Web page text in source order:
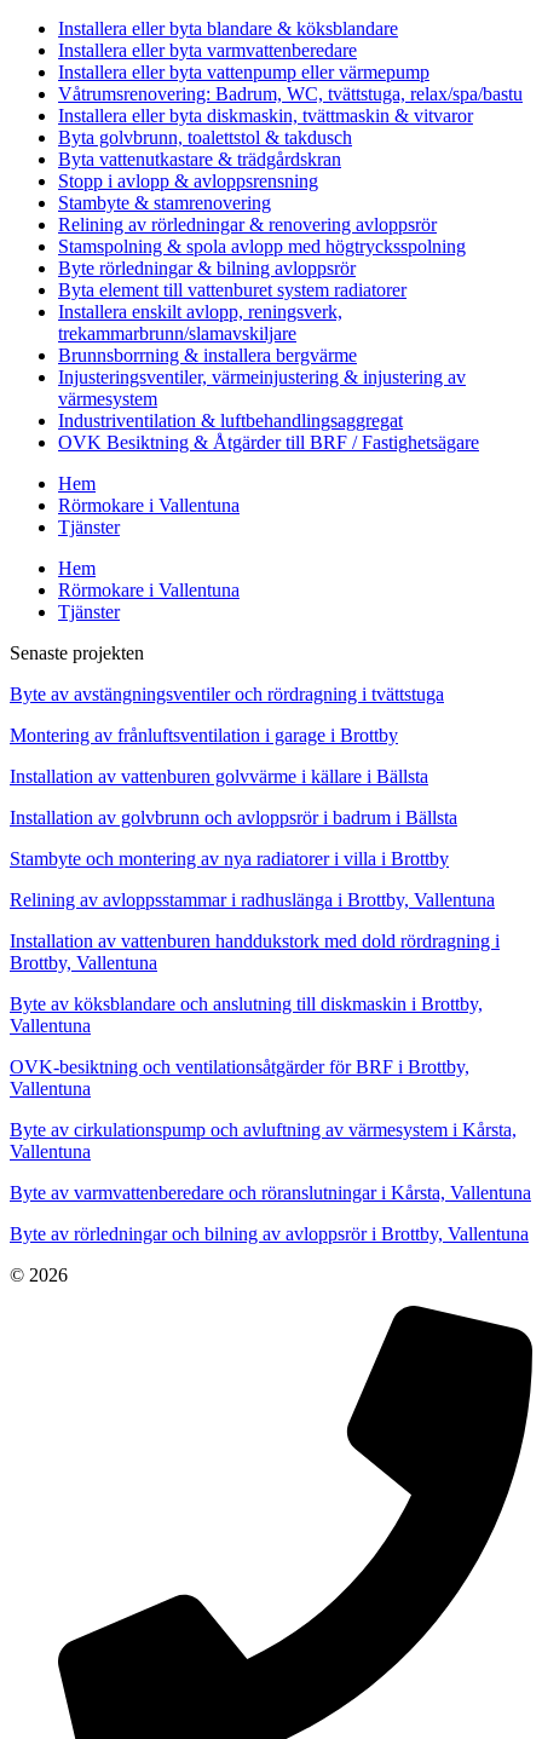
Installera eller byta blandare & köksblandare
Installera eller byta varmvattenberedare
Installera eller byta vattenpump eller värmepump
Våtrumsrenovering: Badrum, WC, tvättstuga, relax/spa/bastu
Installera eller byta diskmaskin, tvättmaskin & vitvaror
Byta golvbrunn, toalettstol & takdusch
Byta vattenutkastare & trädgårdskran
Stopp i avlopp & avloppsrensning
Stambyte & stamrenovering
Relining av rörledningar & renovering avloppsrör
Stamspolning & spola avlopp med högtrycksspolning
Byte rörledningar & bilning avloppsrör
Byta element till vattenburet system radiatorer
Installera enskilt avlopp, reningsverk,
trekammarbrunn/slamavskiljare
Brunnsborrning & installera bergvärme
Injusteringsventiler, värmeinjustering & injustering av
värmesystem
Industriventilation & luftbehandlingsaggregat
OVK Besiktning & Åtgärder till BRF / Fastighetsägare
Hem
Rörmokare i Vallentuna
Tjänster
Hem
Rörmokare i Vallentuna
Tjänster
Senaste projekten
Byte av avstängningsventiler och rördragning i tvättstuga
Montering av frånluftsventilation i garage i Brottby
Installation av vattenburen golvvärme i källare i Bällsta
Installation av golvbrunn och avloppsrör i badrum i Bällsta
Stambyte och montering av nya radiatorer i villa i Brottby
Relining av avloppsstammar i radhuslänga i Brottby, Vallentuna
Installation av vattenburen handdukstork med dold rördragning i
Brottby, Vallentuna
Byte av köksblandare och anslutning till diskmaskin i Brottby,
Vallentuna
OVK-besiktning och ventilationsåtgärder för BRF i Brottby,
Vallentuna
Byte av cirkulationspump och avluftning av värmesystem i Kårsta,
Vallentuna
Byte av varmvattenberedare och röranslutningar i Kårsta, Vallentuna
Byte av rörledningar och bilning av avloppsrör i Brottby, Vallentuna
© 2026